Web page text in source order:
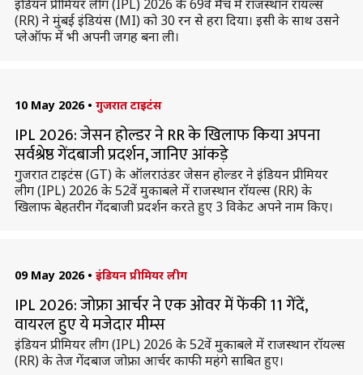
इंडियन प्रीमियर लीग (IPL) 2026 के 69वें मैच में राजस्थान रॉयल्स
(RR) ने मुंबई इंडियंस (MI) को 30 रन से हरा दिया। इसी के साथ उसने
प्लेऑफ में भी अपनी जगह बना ली।
10 May 2026 • गुजरात टाइटंस
IPL 2026: जेसन होल्डर ने RR के खिलाफ किया अपना
सर्वश्रेष्ठ गेंदबाजी प्रदर्शन, जानिए आंकड़े
गुजरात टाइटंस (GT) के ऑलराउंडर जेसन होल्डर ने इंडियन प्रीमियर
लीग (IPL) 2026 के 52वें मुकाबले में राजस्थान रॉयल्स (RR) के
खिलाफ बेहतरीन गेंदबाजी प्रदर्शन करते हुए 3 विकेट अपने नाम किए।
09 May 2026 • इंडियन प्रीमियर लीग
IPL 2026: जोफ्रा आर्चर ने एक ओवर में फेंकी 11 गेंदें,
वायरल हुए ये मजेदार मीम्स
इंडियन प्रीमियर लीग (IPL) 2026 के 52वें मुकाबले में राजस्थान रॉयल्स
(RR) के तेज गेंदबाज जोफ्रा आर्चर काफी महंगे साबित हुए।